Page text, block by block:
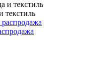
текстиль